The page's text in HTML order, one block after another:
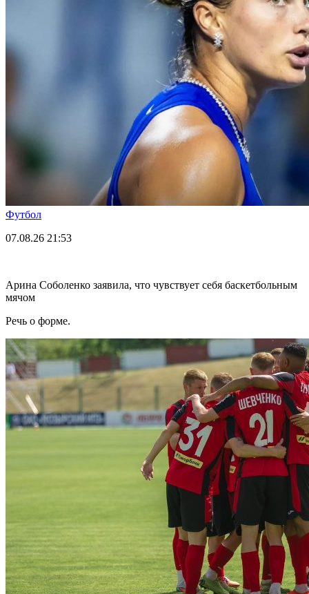
Футбол
07.08.26 21:53
Арина Соболенко заявила, что чувствует себя баскетбольным
мячом
Речь о форме.